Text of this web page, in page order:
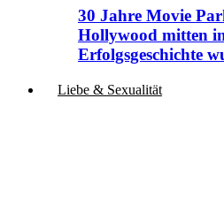
30 Jahre Movie
Hollywood mitten
Erfolgsgeschichte
Liebe & Sexualität